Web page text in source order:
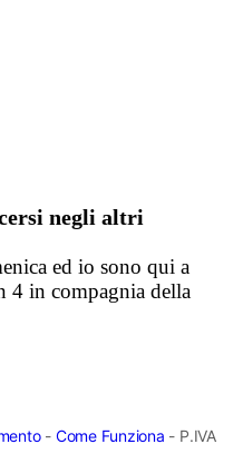
negli altri
ed io sono qui a
4 in compagnia della
- Come Funziona - P.IVA